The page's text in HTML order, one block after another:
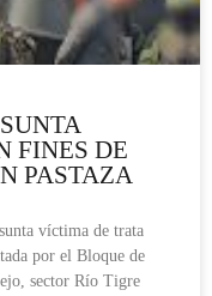
FINES DE
PASTAZA
víctima de trata
por el Bloque de
sector Río Tigre